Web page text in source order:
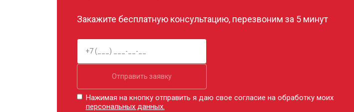
Закажите бесплатную консультацию, перезвоним за 5 минут
Отправить заявку
Нажимая на кнопку отправить я даю свое согласие на обработку моих
персональных данных.